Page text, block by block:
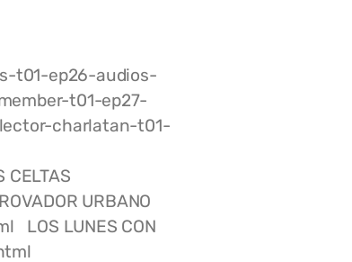
t01-ep26-audios-
t01-ep27-
charlatan-t01-
URBANO
LOS LUNES CON